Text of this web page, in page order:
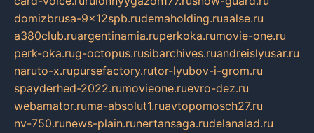
domizbrusa-9x12spb.rudemaholding.ruaalse.ru
a380club.ruargentinamia.ruperkoka.rumovie-one.ru
perk-oka.rug-octopus.rusibarchives.ruandreislyusar.ru
naruto-x.rupursefactory.rutor-lyubov-i-grom.ru
spayderhed-2022.rumovieone.ruevro-dez.ru
webamator.ruma-absolut1.ruavtopomosch27.ru
nv-750.runews-plain.runertansaga.rudelanalad.ru